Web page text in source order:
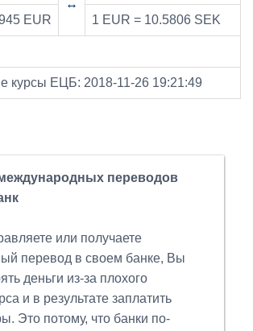
↔
EUR 1 EUR = 10.5806 SEK
курсы ЕЦБ: 2018-11-26 19:21:49
переводов
или получаете
перевод в своем банке, Вы
деньги из-за плохого
и в результате заплатить
Это потому, что банки по-